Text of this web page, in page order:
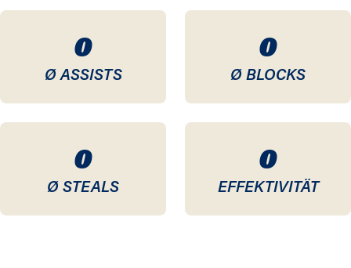
0
Ø ASSISTS
0
Ø BLOCKS
0
Ø STEALS
0
EFFEKTIVITÄT